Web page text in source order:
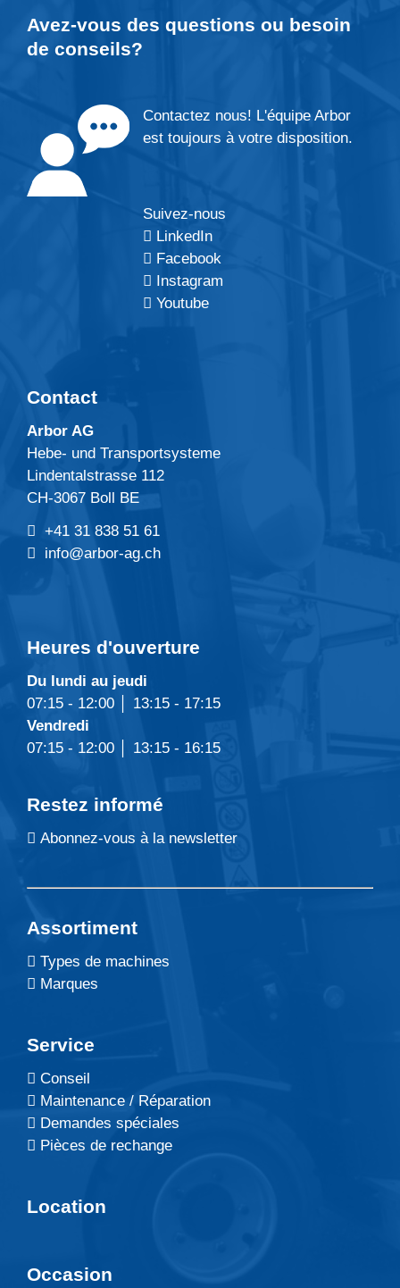
Avez-vous des questions ou besoin
de conseils?
Contactez nous! L'équipe Arbor
est toujours à votre disposition.
Suivez-nous
LinkedIn
Facebook
Instagram
Youtube
Contact
Arbor AG
Hebe- und Transportsysteme
Lindentalstrasse 112
CH-3067 Boll BE
+41 31 838 51 61
info@arbor-ag.ch
Heures d'ouverture
Du lundi au jeudi
07:15 - 12:00 │ 13:15 - 17:15
Vendredi
07:15 - 12:00 │ 13:15 - 16:15
Restez informé
Abonnez-vous à la newsletter
Assortiment
Types de machines
Marques
Service
Conseil
Maintenance / Réparation
Demandes spéciales
Pièces de rechange
Location
Occasion